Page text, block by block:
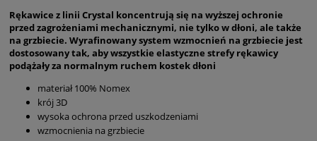
Rękawice z linii Crystal koncentrują się na wyższej ochronie
przed zagrożeniami mechanicznymi, nie tylko w dłoni, ale także
na grzbiecie. Wyrafinowany system wzmocnień na grzbiecie jest
dostosowany tak, aby wszystkie elastyczne strefy rękawicy
podążały za normalnym ruchem kostek dłoni
materiał 100% Nomex
krój 3D
wysoka ochrona przed uszkodzeniami
wzmocnienia na grzbiecie